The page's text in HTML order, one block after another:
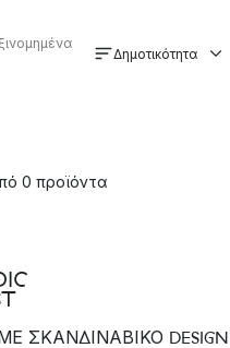
Δημοτικότητα
0 προϊόντα
ΣΚΑΝΔΙΝΑΒΙΚΟ DESIGN